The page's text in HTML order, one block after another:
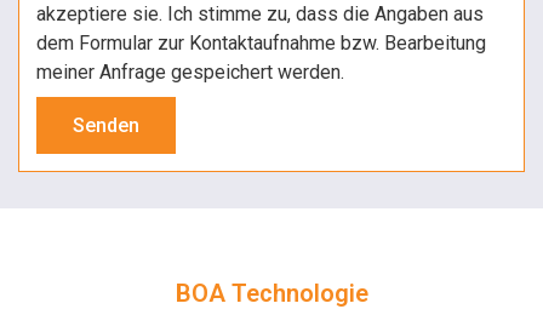
akzeptiere sie. Ich stimme zu, dass die Angaben aus
dem Formular zur Kontaktaufnahme bzw. Bearbeitung
meiner Anfrage gespeichert werden.
Senden
BOA Technologie